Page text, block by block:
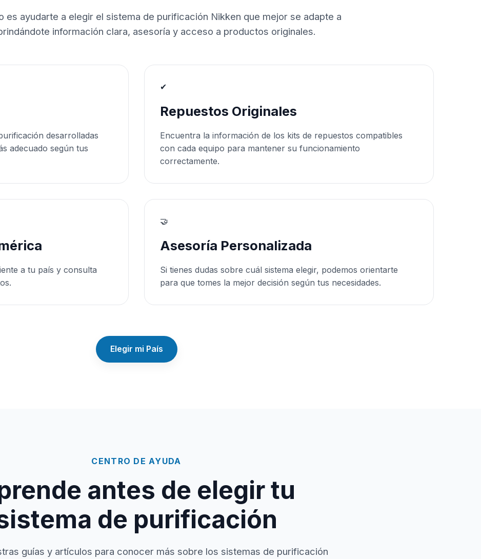
es ayudarte a elegir el sistema de purificación Nikken que mejor se adapte a
información clara, asesoría y acceso a productos originales.
desarrolladas
adecuado según tus
✔
Repuestos Originales
Encuentra la información de los kits de repuestos compatibles
con cada equipo para mantener su funcionamiento
correctamente.
a tu país y consulta
🤝
Asesoría Personalizada
Si tienes dudas sobre cuál sistema elegir, podemos orientarte
para que tomes la mejor decisión según tus necesidades.
Elegir mi País
CENTRO DE AYUDA
antes de elegir tu
de purificación
guías y artículos para conocer más sobre los sistemas de purificación